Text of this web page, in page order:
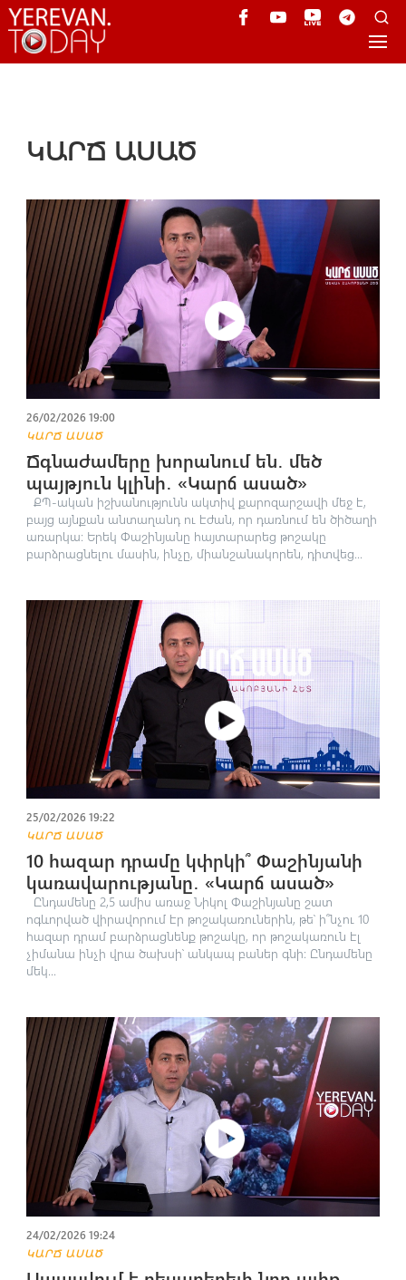
ԿԱՐՃ ԱՍԱԾ
26/02/2026 19:00
ԿԱՐՃ ԱՍԱԾ
Ճգնաժամերը խորանում են․ մեծ
պայթյուն կլինի․ «Կարճ ասած»
ՔՊ-ական իշխանությունն ակտիվ քարոզարշավի մեջ է,
բայց այնքան անտաղանդ ու էժան, որ դառնում են ծիծաղի
առարկա։ Երեկ Փաշինյանը հայտարարեց թոշակը
բարձրացնելու մասին, ինչը, միանշանակորեն, դիտվեց...
25/02/2026 19:22
ԿԱՐՃ ԱՍԱԾ
10 հազար դրամը կփրկի՞ Փաշինյանի
կառավարությանը․ «Կարճ ասած»
Ընդամենը 2,5 ամիս առաջ Նիկոլ Փաշինյանը շատ
ոգևորված վիրավորում էր թոշակառուներին, թե՝ ի՞նչու 10
հազար դրամ բարձրացնենք թոշակը, որ թոշակառուն էլ
չիմանա ինչի վրա ծախսի՝ անկապ բաներ գնի։ Ընդամենը
մեկ...
24/02/2026 19:24
ԿԱՐՃ ԱՍԱԾ